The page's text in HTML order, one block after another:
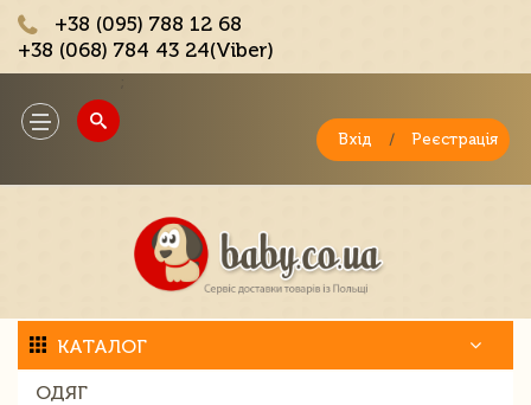
+38 (095) 788 12 68
+38 (068) 784 43 24(Viber)
Toggle
navigation
Вхід / Реєстрація
КАТАЛОГ
ОДЯГ